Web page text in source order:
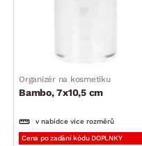
Organizér na kosmetiku
Bambo, 7x10,5 cm
v nabídce více rozměrů
Cena po zadání kódu DOPLNKY